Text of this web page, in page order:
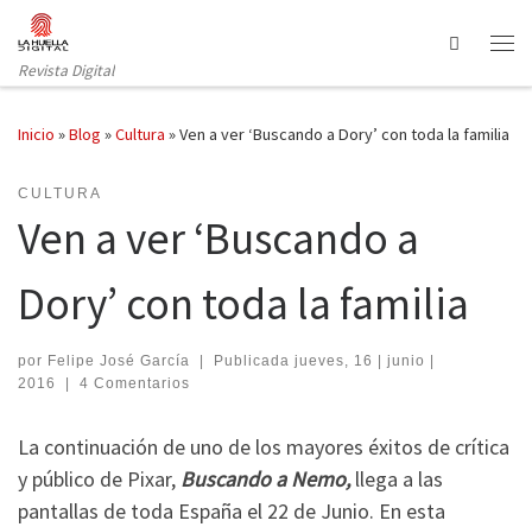
Saltar al contenido
Revista Digital
Search
Inicio »Blog »Cultura »Ven a ver ‘Buscando a Dory’ con toda la familia
CULTURA
Ven a ver ‘Buscando a
Dory’ con toda la familia
por Felipe José García | Publicada jueves, 16 | junio |
2016
| 4 Comentarios
La continuación de uno de los mayores éxitos de crítica
y público de Pixar, Buscando a Nemo,llega a las
pantallas de toda España el 22 de Junio. En esta